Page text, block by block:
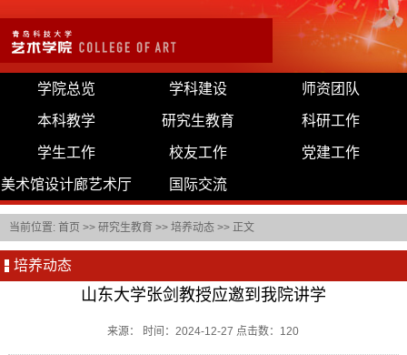
学院总览 学科建设 师资团队
本科教学 研究生教育 科研工作
学生工作 校友工作 党建工作
美术馆设计廊艺术厅 国际交流
当前位置: 首页 >> 研究生教育 >> 培养动态 >> 正文
培养动态
山东大学张剑教授应邀到我院讲学
来源： 时间：2024-12-27 点击数： 120